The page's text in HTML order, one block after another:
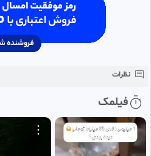
نظرات
فیلمک